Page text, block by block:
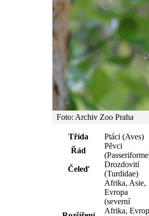
Foto: Archiv Zoo Praha
Třída
Ptáci (Aves)
Řád
Pěvci
Čeleď
Drozdovití
(Turdidae)
Afrika, Asie,
Evropa
(severní
Afrika,